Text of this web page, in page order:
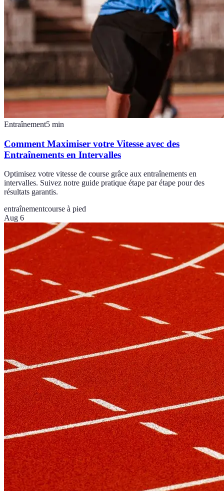
Entraînement5 min
Comment Maximiser votre Vitesse avec des
Entraînements en Intervalles
Optimisez votre vitesse de course grâce aux entraînements en
intervalles. Suivez notre guide pratique étape par étape pour des
résultats garantis.
entraînementcourse à pied
Aug 6